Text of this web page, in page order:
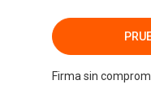
Firma sin